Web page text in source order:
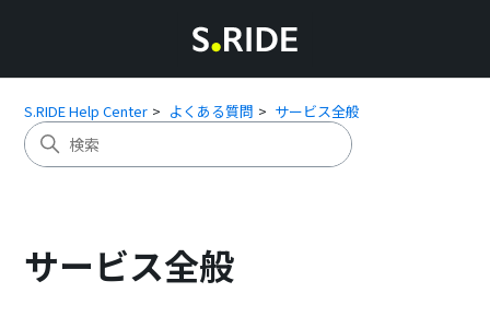
S.RIDE Help Center よくある質問 サービス全般
サービス全般